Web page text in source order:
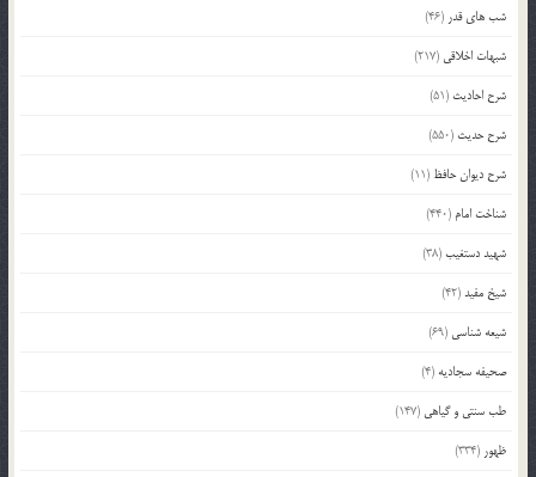
شب های قدر (46)
شبهات اخلاقی (217)
شرح احادیث (51)
شرح حدیث (550)
شرح دیوان حافظ (11)
شناخت امام (440)
شهید دستغیب(38)
شیخ مفید(42)
شیعه شناسی (69)
صحیفه سجادیه (4)
طب سنتی و گیاهی (147)
ظهور (334)